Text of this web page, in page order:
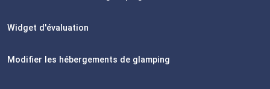
Widget d'évaluation
Modifier les hébergements de glamping